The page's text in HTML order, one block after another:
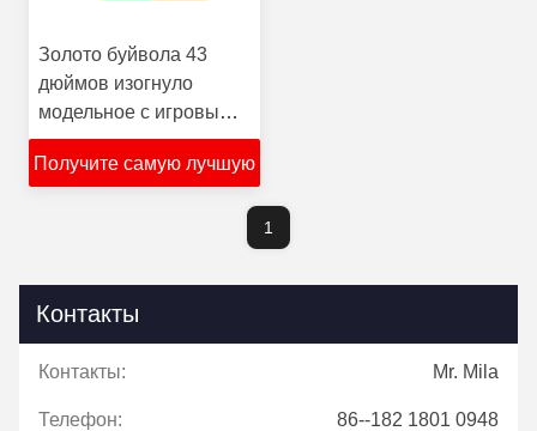
Золото буйвола 43
дюймов изогнуло
модельное с игровыми
автоматами
сенсорного экрана игр
Получите самую лучшую
1
Контакты
Контакты: Mr. Mila
Телефон: 86--182 1801 0948